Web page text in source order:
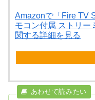
Amazonで「Fire TV
モコン付属 ストリー
関する詳細を見る